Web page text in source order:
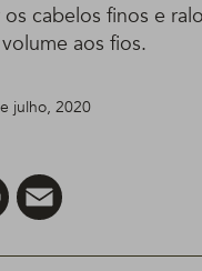
cabelos finos e
aos fios.
julho, 2020
Pinterest